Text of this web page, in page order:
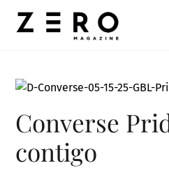
Converse
contigo